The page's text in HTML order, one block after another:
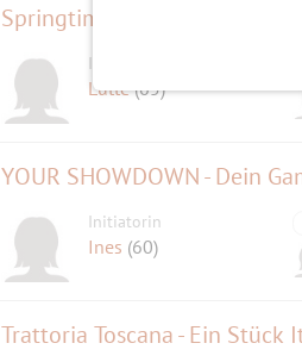
Springtime 👟👟von der
Initiatorin
Lütte(65)
YOUR SHOWDOWN - Dein
Initiatorin
Ines (60)